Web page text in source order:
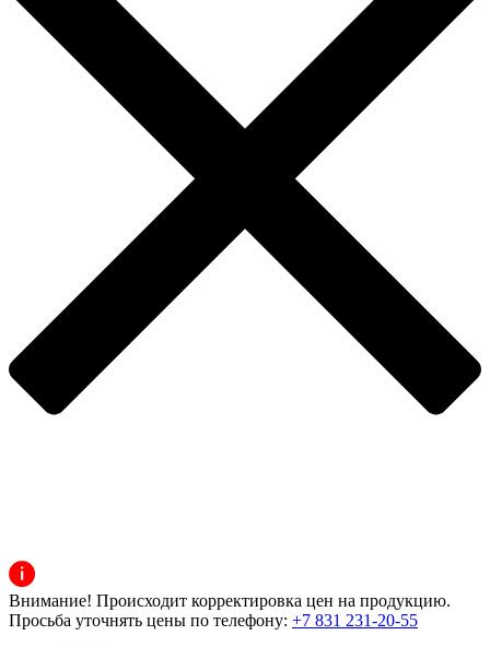
Внимание! Происходит корректировка цен на продукцию.
Просьба уточнять цены по телефону: +7 831 231-20-55